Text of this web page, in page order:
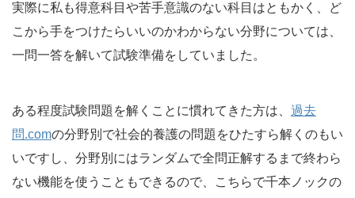
実際に私も得意科目や苦手意識のない科目はともかく、ど
こから手をつけたらいいのかわからない分野については、
一問一答を解いて試験準備をしていました。
ある程度試験問題を解くことに慣れてきた方は、 過去
問.comの分野別で社会的養護の問題をひたすら解くのもい
いですし、分野別にはランダムで全問正解するまで終わら
ない機能を使うこともできるので、こちらで千本ノックの